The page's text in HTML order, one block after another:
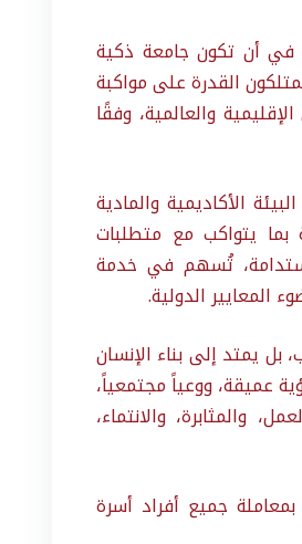
في أن تكون جامعة ذكية
القدرة على مواكبة
والعالمية، وفقًا
الأكاديمية والمادية
بما يتواكب مع متطلبات
تُسهم في خدمة
المعايير الدولية.
يمتد إلى بناء الإنسان
عميقة، ووعياً مجتمعياً،
والمثابرة، والانتماء،
بمعاملة جميع أفراد أسرة